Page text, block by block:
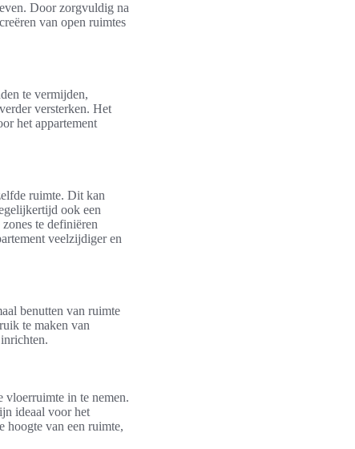
Door zorgvuldig na
van open ruimtes
te vermijden,
versterken. Het
het appartement
ruimte. Dit kan
ook een
te definiëren
veelzijdiger en
benutten van ruimte
te maken van
vloerruimte in te nemen.
ideaal voor het
hoogte van een ruimte,